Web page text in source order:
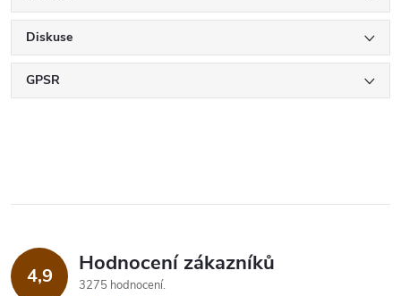
Diskuse
GPSR
4,9 Hodnocení zákazníků
3275 hodnocení